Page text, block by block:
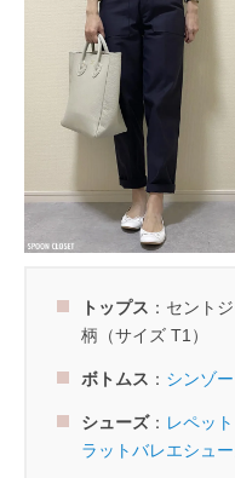
トップス ：セント
柄（サイズ T1）
ボトムス ： シンゾ
シューズ： レペッ
ラットバレエシュ